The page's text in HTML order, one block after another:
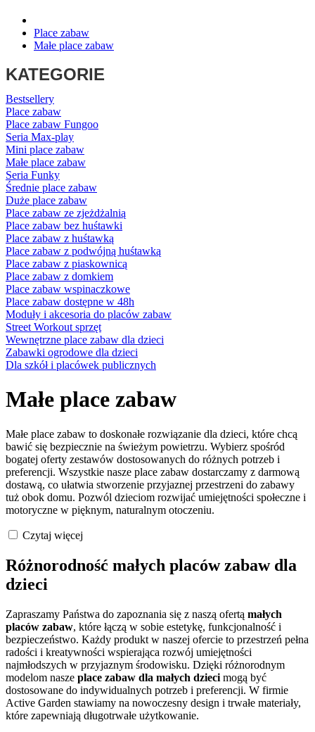
Place zabaw
Małe place zabaw
KATEGORIE
Bestsellery
Place zabaw
Place zabaw Fungoo
Seria Max-play
Mini place zabaw
Małe place zabaw
Seria Funky
Średnie place zabaw
Duże place zabaw
Place zabaw ze zjeżdżalnią
Place zabaw bez huśtawki
Place zabaw z huśtawką
Place zabaw z podwójną huśtawką
Place zabaw z piaskownicą
Place zabaw z domkiem
Place zabaw wspinaczkowe
Place zabaw dostępne w 48h
Moduły i akcesoria do placów zabaw
Street Workout sprzęt
Wewnętrzne place zabaw dla dzieci
Zabawki ogrodowe dla dzieci
Dla szkół i placówek publicznych
Małe place zabaw
Małe place zabaw to doskonałe rozwiązanie dla dzieci, które chcą
bawić się bezpiecznie na świeżym powietrzu. Wybierz spośród
bogatej oferty zestawów dostosowanych do różnych potrzeb i
preferencji. Wszystkie nasze place zabaw dostarczamy z darmową
dostawą, co ułatwia stworzenie przyjaznej przestrzeni do zabawy
tuż obok domu. Pozwól dzieciom rozwijać umiejętności społeczne i
motoryczne w pięknym, naturalnym otoczeniu.
Czytaj więcej
Różnorodność małych placów zabaw dla
dzieci
Zapraszamy Państwa do zapoznania się z naszą ofertą małych
placów zabaw, które łączą w sobie estetykę, funkcjonalność i
bezpieczeństwo. Każdy produkt w naszej ofercie to przestrzeń pełna
radości i kreatywności wspierająca rozwój umiejętności
najmłodszych w przyjaznym środowisku. Dzięki różnorodnym
modelom nasze place zabaw dla małych dzieci mogą być
dostosowane do indywidualnych potrzeb i preferencji. W firmie
Active Garden stawiamy na nowoczesny design i trwałe materiały,
które zapewniają długotrwałe użytkowanie.